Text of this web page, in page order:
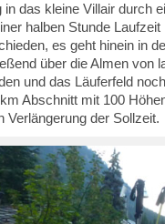
in das kleine Villair durch
halben Stunde
es geht hinein in
über die Almen von
und das Läuferfeld
Abschnitt mit 100
Verlängerung der Sollzeit.